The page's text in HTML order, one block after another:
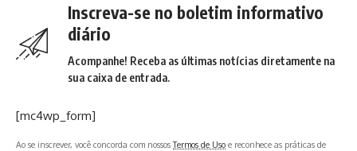
Inscreva-se no boletim informativo
diário
Acompanhe! Receba as últimas notícias diretamente na
sua caixa de entrada.
[mc4wp_form]
Ao se inscrever, você concorda com nossosTermos de Uso e reconhece as práticas de